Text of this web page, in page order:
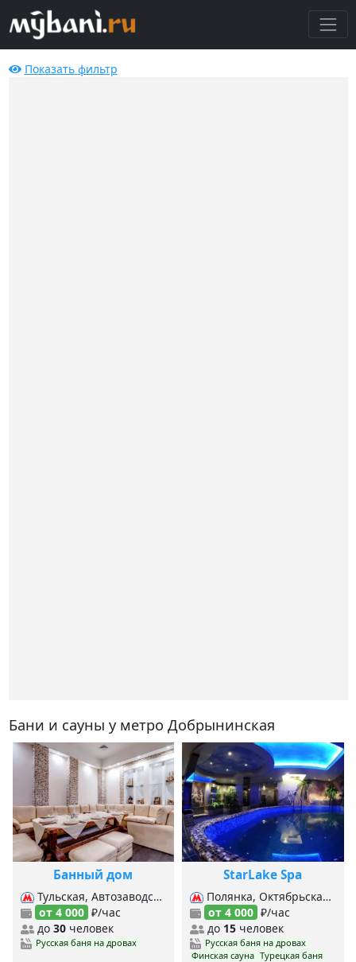
Показать фильтр
Бани и сауны у метро Добрынинская
Банный дом
Тульская, Автозаводская (Замоскворецкая), Автозаводская (МЦК), Добрынинская, Павелецкая (Замоскворецкая), Павелецкая (Кольцевая), Пролетарская, Таганская (Кольцевая), Таганская (Таг.-Краснопр.),
от 4 000 ₽/час
до 30 человек
Русская баня на дровах
StarLake Spa
Полянка, Октябрьская (Кольцевая), Октябрьская (Калуж.-Рижская), Добрынинская,
от 4 000 ₽/час
до 15человек
Русская баня на дровах
Финская сауна Турецкая баня